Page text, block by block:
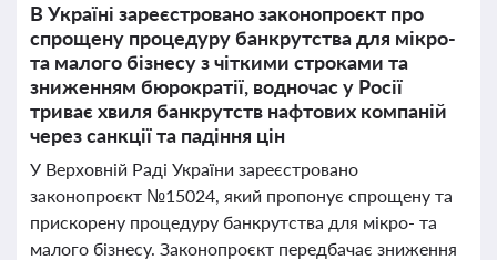
В Україні зареєстровано законопроєкт про
спрощену процедуру банкрутства для мікро-
та малого бізнесу з чіткими строками та
зниженням бюрократії, водночас у Росії
триває хвиля банкрутств нафтових компаній
через санкції та падіння цін
У Верховній Раді України зареєстровано
законопроєкт №15024, який пропонує спрощену та
прискорену процедуру банкрутства для мікро- та
малого бізнесу. Законопроєкт передбачає зниження